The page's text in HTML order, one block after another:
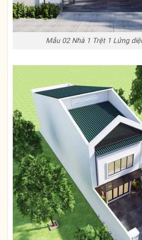
Mẫu 02 Nhà 1 Trệt 1 Lửng